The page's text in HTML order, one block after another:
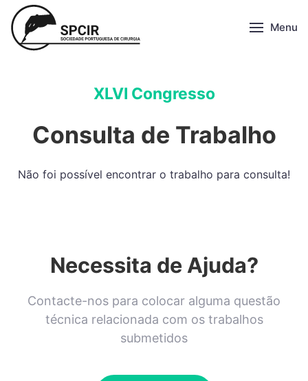
Menu
XLVI Congresso
Consulta de Trabalho
Não foi possível encontrar o trabalho para consulta!
Necessita de Ajuda?
Contacte-nos para colocar alguma questão
técnica relacionada com os trabalhos
submetidos